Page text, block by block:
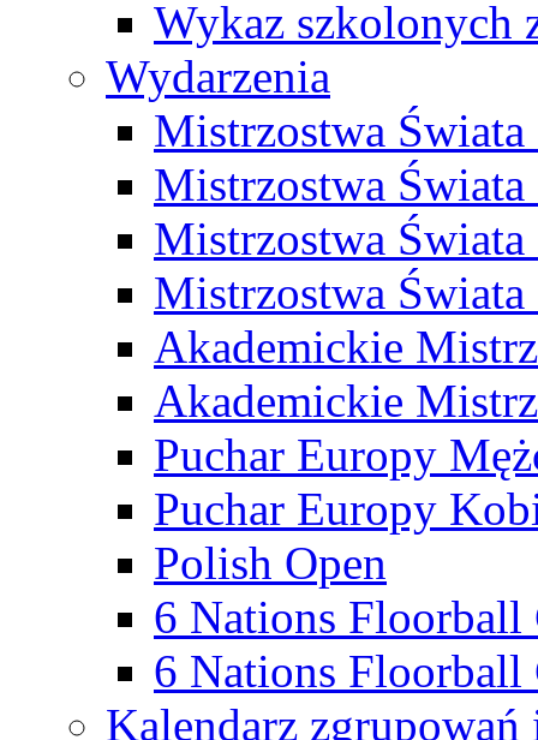
Wykaz szkolonych
Wydarzenia
Mistrzostwa
Mistrzostwa
Mistrzostwa
Mistrzostwa
Akademickie
Akademickie
Puchar Europy
Puchar Europy
Polish Open
6 Nations Floorball
6 Nations Floorball
Kalendarz